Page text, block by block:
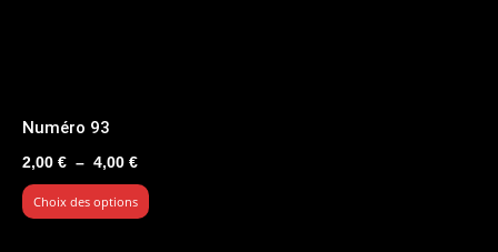
Numéro 93
2,00 € – 4,00 €Plage
de
prix :
Choix des options